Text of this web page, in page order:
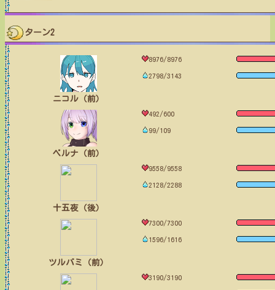
ターン2
ニコル（前）
8976/8976
2798/3143
ベルナ（前）
492/600
99/109
十五夜（後）
9558/9558
2128/2288
ツルバミ（前）
7300/7300
1596/1616
3190/3190